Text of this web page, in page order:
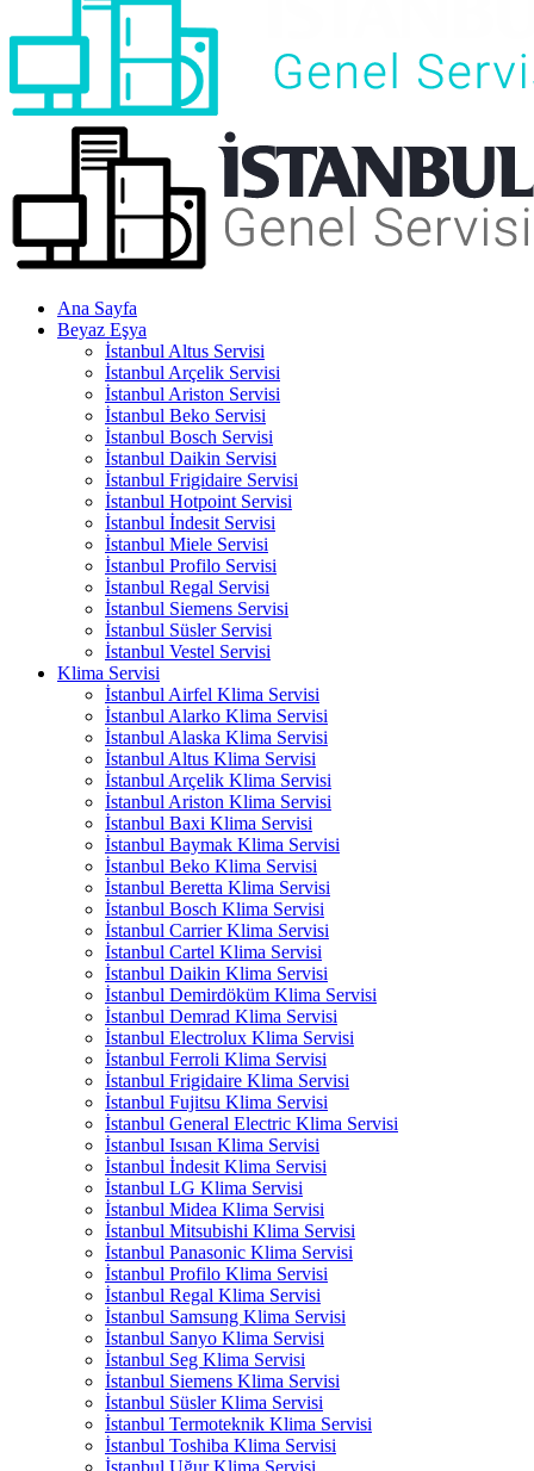
Ana Sayfa
Beyaz Eşya
İstanbul Altus Servisi
İstanbul Arçelik Servisi
İstanbul Ariston Servisi
İstanbul Beko Servisi
İstanbul Bosch Servisi
İstanbul Daikin Servisi
İstanbul Frigidaire Servisi
İstanbul Hotpoint Servisi
İstanbul İndesit Servisi
İstanbul Miele Servisi
İstanbul Profilo Servisi
İstanbul Regal Servisi
İstanbul Siemens Servisi
İstanbul Süsler Servisi
İstanbul Vestel Servisi
Klima Servisi
İstanbul Airfel Klima Servisi
İstanbul Alarko Klima Servisi
İstanbul Alaska Klima Servisi
İstanbul Altus Klima Servisi
İstanbul Arçelik Klima Servisi
İstanbul Ariston Klima Servisi
İstanbul Baxi Klima Servisi
İstanbul Baymak Klima Servisi
İstanbul Beko Klima Servisi
İstanbul Beretta Klima Servisi
İstanbul Bosch Klima Servisi
İstanbul Carrier Klima Servisi
İstanbul Cartel Klima Servisi
İstanbul Daikin Klima Servisi
İstanbul Demirdöküm Klima Servisi
İstanbul Demrad Klima Servisi
İstanbul Electrolux Klima Servisi
İstanbul Ferroli Klima Servisi
İstanbul Frigidaire Klima Servisi
İstanbul Fujitsu Klima Servisi
İstanbul General Electric Klima Servisi
İstanbul Isısan Klima Servisi
İstanbul İndesit Klima Servisi
İstanbul LG Klima Servisi
İstanbul Midea Klima Servisi
İstanbul Mitsubishi Klima Servisi
İstanbul Panasonic Klima Servisi
İstanbul Profilo Klima Servisi
İstanbul Regal Klima Servisi
İstanbul Samsung Klima Servisi
İstanbul Sanyo Klima Servisi
İstanbul Seg Klima Servisi
İstanbul Siemens Klima Servisi
İstanbul Süsler Klima Servisi
İstanbul Termoteknik Klima Servisi
İstanbul Toshiba Klima Servisi
İstanbul Uğur Klima Servisi